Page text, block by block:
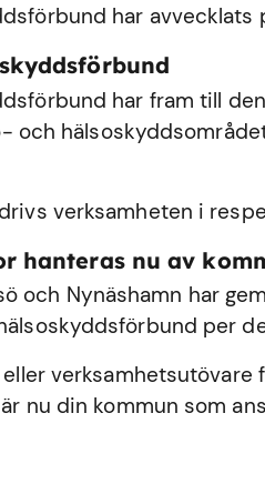
har avvecklats
har fram till
och
verksamheten i
hanteras nu av
och Nynäshamn har
per
verksamhetsutövare
nu din kommun som